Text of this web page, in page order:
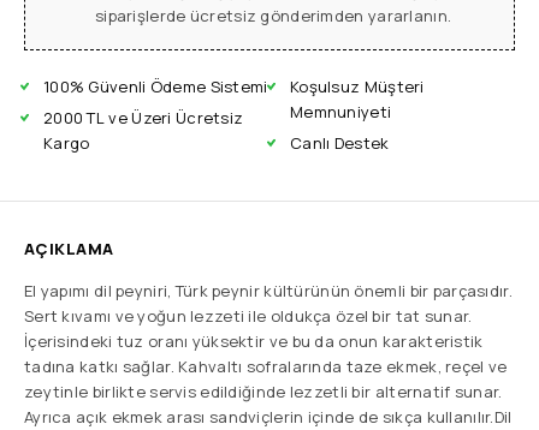
siparişlerde ücretsiz gönderimden yararlanın.
100% Güvenli Ödeme Sistemi
2000 TL ve Üzeri Ücretsiz
Kargo
Koşulsuz Müşteri
Memnuniyeti
Canlı Destek
AÇIKLAMA
El yapımı dil peyniri, Türk peynir kültürünün önemli bir parçasıdır.
Sert kıvamı ve yoğun lezzeti ile oldukça özel bir tat sunar.
İçerisindeki tuz oranı yüksektir ve bu da onun karakteristik
tadına katkı sağlar. Kahvaltı sofralarında taze ekmek, reçel ve
zeytinle birlikte servis edildiğinde lezzetli bir alternatif sunar.
Ayrıca açık ekmek arası sandviçlerin içinde de sıkça kullanılır.Dil